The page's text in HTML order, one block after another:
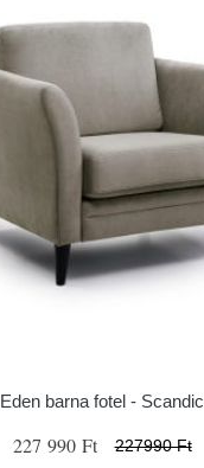
Eden barna fotel - Scandic
227 990 Ft 227990 Ft